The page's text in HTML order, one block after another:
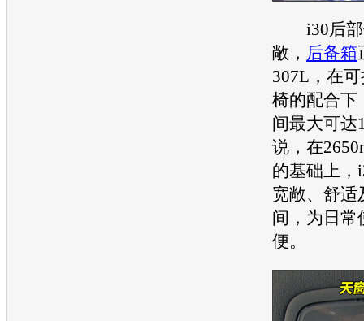
i30后
敞， 后备箱
307L，在
椅的配合下
间最大可达
说，在
的基础上，
宽敞、舒适
间，为日常
便。